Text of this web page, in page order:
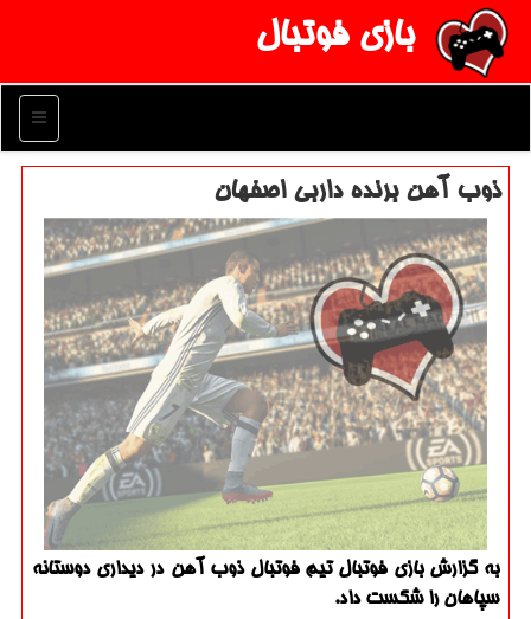
بازی فوتبال
منو
ذوب آهن برنده داربی اصفهان
به گزارش بازی فوتبال تیم فوتبال ذوب آهن در دیداری دوستانه
سپاهان را شكست داد.